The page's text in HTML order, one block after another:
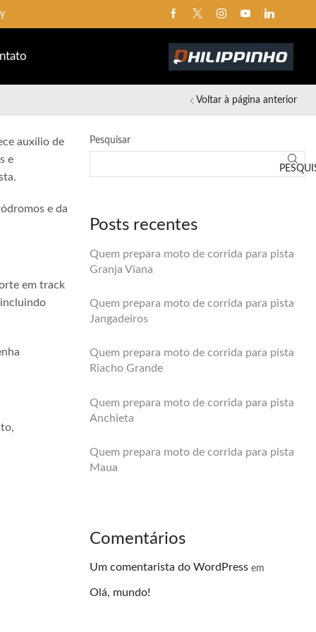
Voltar à página anterior
auxílio de
e
e da
em track
Pesquisar
Posts recentes
Quem prepara moto de corrida para pista
Granja Viana
Quem prepara moto de corrida para pista
Jangadeiros
Quem prepara moto de corrida para pista
Riacho Grande
Quem prepara moto de corrida para pista
Anchieta
Quem prepara moto de corrida para pista
Maua
Comentários
Um comentarista do WordPress em
Olá, mundo!